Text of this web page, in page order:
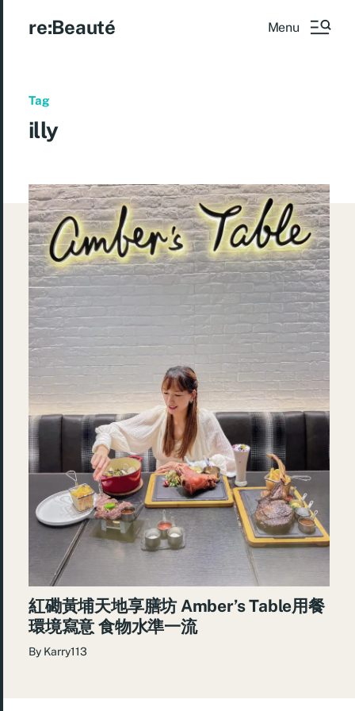
re:Beauté Menu
Tag
illy
紅磡黃埔天地享膳坊 Amber’s Table用餐
環境寫意 食物水準一流
By Karry113